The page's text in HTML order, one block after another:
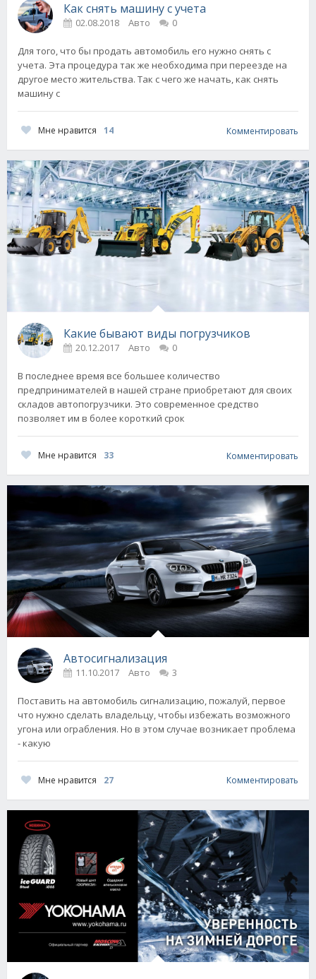
Как снять машину с учета
02.08.2018 Авто 0
Для того, что бы продать автомобиль его нужно снять с
учета. Эта процедура так же необходима при переезде на
другое место жительства. Так с чего же начать, как снять
машину с
Мне нравится 14 Комментировать
Какие бывают виды погрузчиков
20.12.2017 Авто 0
В последнее время все большее количество
предпринимателей в нашей стране приобретают для своих
складов автопогрузчики. Это современное средство
позволяет им в более короткий срок
Мне нравится 33 Комментировать
Автосигнализация
11.10.2017 Авто 3
Поставить на автомобиль сигнализацию, пожалуй, первое
что нужно сделать владельцу, чтобы избежать возможного
угона или ограбления. Но в этом случае возникает проблема
- какую
Мне нравится 27 Комментировать